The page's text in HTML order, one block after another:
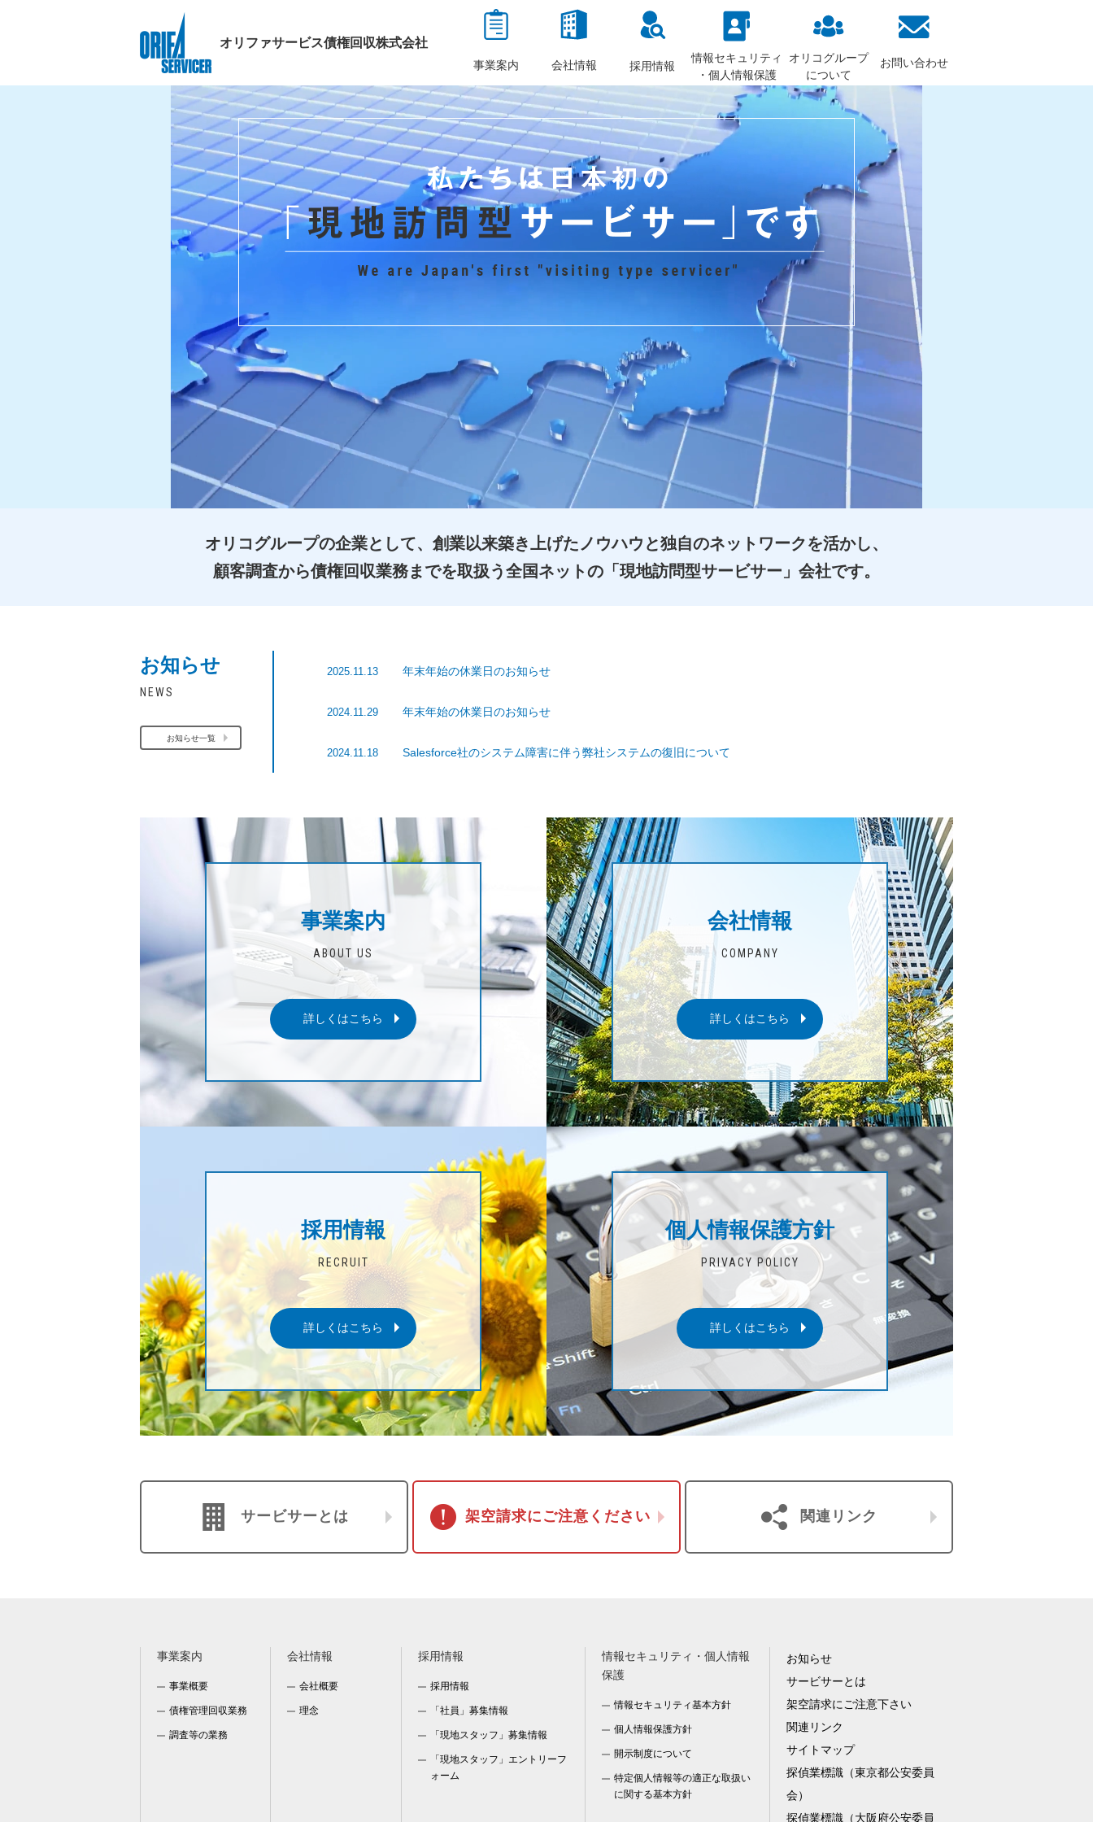
オリファサービス債権回収株式会社
事業案内 会社情報 採用情報
情報セキュリティ
・個人情報保護
オリコグループ
について
お問い合わせ
オリコグループの企業として、創業以来築き上げたノウハウと独自のネットワークを活かし、
顧客調査から債権回収業務までを取扱う全国ネットの「現地訪問型サービサー」会社です。
お知らせ
NEWS
お知らせ一覧
2025.11.13 年末年始の休業日のお知らせ
2024.11.29 年末年始の休業日のお知らせ
2024.11.18 Salesforce社のシステム障害に伴う弊社システムの復旧について
事業案内
ABOUT US
詳しくはこちら
会社情報
COMPANY
詳しくはこちら
採用情報
RECRUIT
詳しくはこちら
個人情報保護方針
PRIVACY POLICY
詳しくはこちら
サービサーとは 架空請求にご注意ください 関連リンク
事業案内
事業概要
債権管理回収業務
調査等の業務
会社情報
会社概要
理念
採用情報
採用情報
「社員」募集情報
「現地スタッフ」募集情報
「現地スタッフ」エントリーフ
ォーム
情報セキュリティ・個人情報
保護
情報セキュリティ基本方針
個人情報保護方針
開示制度について
特定個人情報等の適正な取扱い
に関する基本方針
お知らせ
サービサーとは
架空請求にご注意下さい
関連リンク
サイトマップ
探偵業標識（東京都公安委員
会）
探偵業標識（大阪府公安委員